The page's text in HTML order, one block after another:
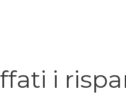
i